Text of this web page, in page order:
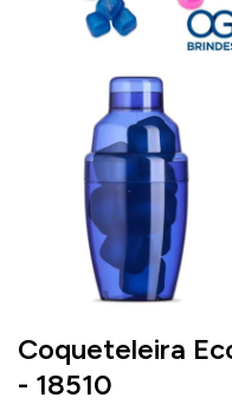
Coqueteleira
- 18510